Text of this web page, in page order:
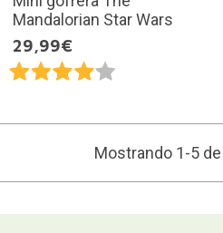
Mandalorian Star Wars
29,99€
Mostrando 1-5